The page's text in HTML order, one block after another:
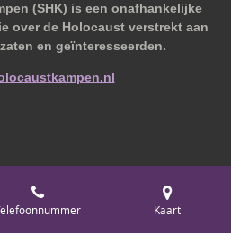
(SHK) is een onafhankelijke
over de Holocaust verstrekt aan
en geïnteresseerden.
Kaart